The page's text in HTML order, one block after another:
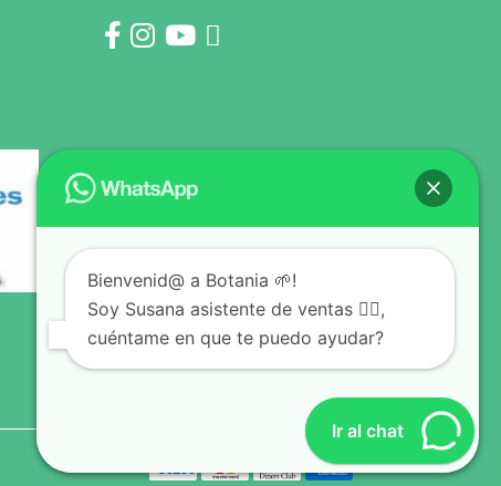
Bienvenid@ a Botania 🌱!
Soy Susana asistente de ventas 🙋‍♀️,
cuéntame en que te puedo ayudar?
Ir al chat